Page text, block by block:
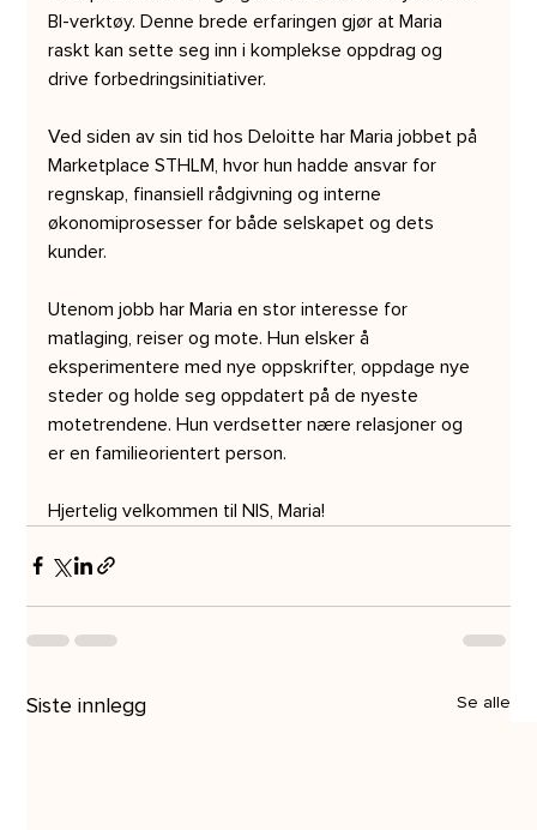
BI-verktøy. Denne brede erfaringen gjør at Maria
raskt kan sette seg inn i komplekse oppdrag og
drive forbedringsinitiativer.
Ved siden av sin tid hos Deloitte har Maria jobbet på
Marketplace STHLM, hvor hun hadde ansvar for
regnskap, finansiell rådgivning og interne
økonomiprosesser for både selskapet og dets
kunder.
Utenom jobb har Maria en stor interesse for
matlaging, reiser og mote. Hun elsker å
eksperimentere med nye oppskrifter, oppdage nye
steder og holde seg oppdatert på de nyeste
motetrendene. Hun verdsetter nære relasjoner og
er en familieorientert person.
Hjertelig velkommen til NIS, Maria!
Siste innlegg Se alle